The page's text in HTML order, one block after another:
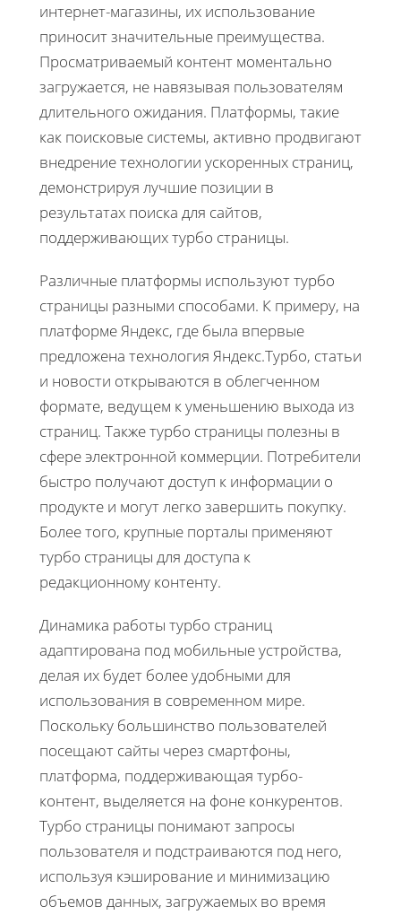
интернет-магазины, их использование
приносит значительные преимущества.
Просматриваемый контент моментально
загружается, не навязывая пользователям
длительного ожидания. Платформы, такие
как поисковые системы, активно продвигают
внедрение технологии ускоренных страниц,
демонстрируя лучшие позиции в
результатах поиска для сайтов,
поддерживающих турбо страницы.
Различные платформы используют турбо
страницы разными способами. К примеру, на
платформе Яндекс, где была впервые
предложена технология Яндекс.Турбо, статьи
и новости открываются в облегченном
формате, ведущем к уменьшению выхода из
страниц. Также турбо страницы полезны в
сфере электронной коммерции. Потребители
быстро получают доступ к информации о
продукте и могут легко завершить покупку.
Более того, крупные порталы применяют
турбо страницы для доступа к
редакционному контенту.
Динамика работы турбо страниц
адаптирована под мобильные устройства,
делая их будет более удобными для
использования в современном мире.
Поскольку большинство пользователей
посещают сайты через смартфоны,
платформа, поддерживающая турбо-
контент, выделяется на фоне конкурентов.
Турбо страницы понимают запросы
пользователя и подстраиваются под него,
используя кэширование и минимизацию
объемов данных, загружаемых во время